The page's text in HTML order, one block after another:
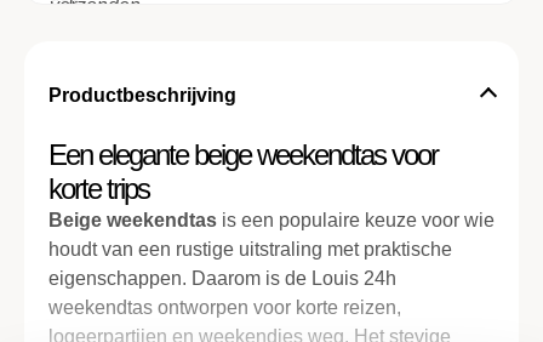
Productbeschrijving
Een elegante beige weekendtas voor
korte trips
Beige weekendtas is een populaire keuze voor wie
houdt van een rustige uitstraling met praktische
eigenschappen. Daarom is de Louis 24h
weekendtas ontworpen voor korte reizen,
logeerpartijen en weekendjes weg. Het stevige